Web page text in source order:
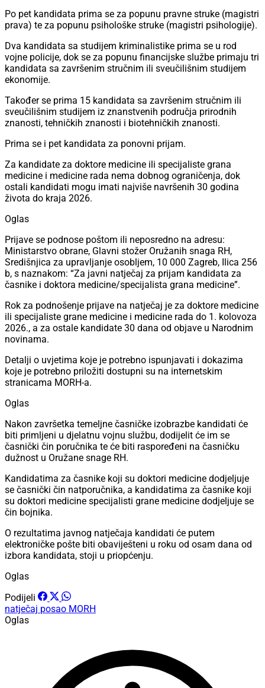
Po pet kandidata prima se za popunu pravne struke (magistri
prava) te za popunu psihološke struke (magistri psihologije).
Dva kandidata sa studijem kriminalistike prima se u rod
vojne policije, dok se za popunu financijske službe primaju tri
kandidata sa završenim stručnim ili sveučilišnim studijem
ekonomije.
Također se prima 15 kandidata sa završenim stručnim ili
sveučilišnim studijem iz znanstvenih područja prirodnih
znanosti, tehničkih znanosti i biotehničkih znanosti.
Prima se i pet kandidata za ponovni prijam.
Za kandidate za doktore medicine ili specijaliste grana
medicine i medicine rada nema dobnog ograničenja, dok
ostali kandidati mogu imati najviše navršenih 30 godina
života do kraja 2026.
Oglas
Prijave se podnose poštom ili neposredno na adresu:
Ministarstvo obrane, Glavni stožer Oružanih snaga RH,
Središnjica za upravljanje osobljem, 10 000 Zagreb, Ilica 256
b, s naznakom: “Za javni natječaj za prijam kandidata za
časnike i doktora medicine/specijalista grana medicine”.
Rok za podnošenje prijave na natječaj je za doktore medicine
ili specijaliste grane medicine i medicine rada do 1. kolovoza
2026., a za ostale kandidate 30 dana od objave u Narodnim
novinama.
Detalji o uvjetima koje je potrebno ispunjavati i dokazima
koje je potrebno priložiti dostupni su na internetskim
stranicama MORH-a.
Oglas
Nakon završetka temeljne časničke izobrazbe kandidati će
biti primljeni u djelatnu vojnu službu, dodijelit će im se
časnički čin poručnika te će biti raspoređeni na časničku
dužnost u Oružane snage RH.
Kandidatima za časnike koji su doktori medicine dodjeljuje
se časnički čin natporučnika, a kandidatima za časnike koji
su doktori medicine specijalisti grane medicine dodjeljuje se
čin bojnika.
O rezultatima javnog natječaja kandidati će putem
elektroničke pošte biti obaviješteni u roku od osam dana od
izbora kandidata, stoji u priopćenju.
Oglas
Podijeli
natječaj posao MORH
Oglas